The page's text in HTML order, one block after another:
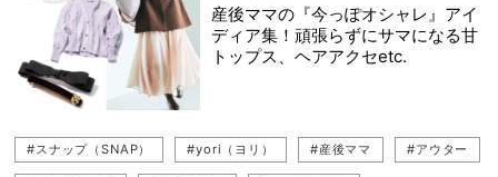
産後ママの『今っぽオシャレ』アイ
ディア集！頑張らずにサマになる甘
トップス、ヘアアクセetc.
#スナップ（SNAP） #yori（ヨリ） #産後ママ #アウター